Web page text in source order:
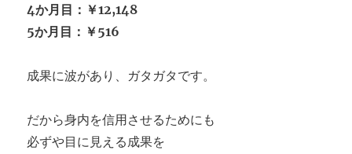
4か月目：￥12,148
5か月目：￥516
成果に波があり、ガタガタです。
だから身内を信用させるためにも
必ずや目に見える成果を